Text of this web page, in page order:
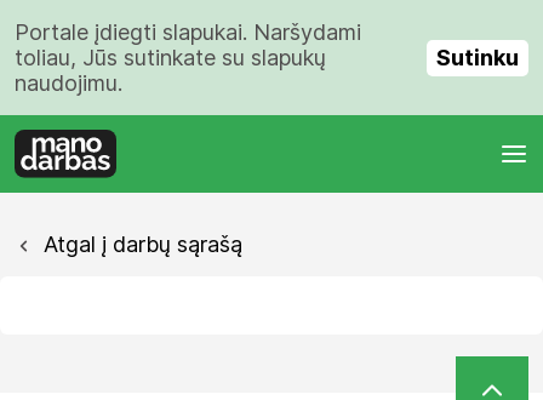
Portale įdiegti slapukai. Naršydami
toliau, Jūs sutinkate su slapukų
naudojimu.
Sutinku
Atgal į darbų sąrašą